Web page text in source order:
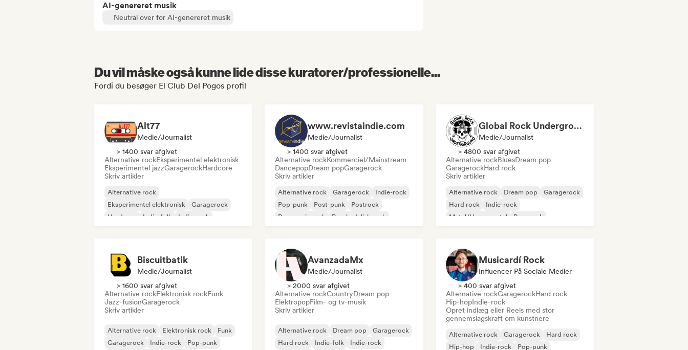
AI-genereret musik
Neutral over for AI-genereret musik
Du vil måske også kunne lide disse kuratorer/professionelle...
Fordi du besøger El Club Del Pogos profil
Alt77
Medie/journalist
> 1400 svar afgivet
Alternative rockEksperimentel elektronisk
Eksperimentel jazzGaragerockHardcore
Skriv artikler
Alternative rock
Eksperimentel elektronisk
Garagerock
Hardcore
Indie-folk
Indie-rock
www.revistaindie.com
Medie/journalist
> 1400 svar afgivet
Alternative rockKommerciel/Mainstream
DancepopDream popGaragerock
Skriv artikler
Alternative rock Garagerock
Indie-rock
Pop-punk
Post-punk
Postrock
Progressiv rock
Psychedelisk rock
Global Rock Underground
Medie/journalist
> 4800 svar afgivet
Alternative rockBluesDream pop
GaragerockHard rock
Skriv artikler
Alternative rock Dream pop
Garagerock
Hard rock
Indie-rock
Metal/Heavy metal
Pop-punk
Biscuitbatik
Medie/journalist
> 1600 svar afgivet
Alternative rockElektronisk rockFunk
Jazz-fusionGaragerock
Skriv artikler
Alternative rock Elektronisk rock
Funk
Garagerock
Indie-rock Pop-punk
AvanzadaMx
Medie/journalist
> 2000 svar afgivet
Alternative rockCountryDream pop
ElektropopFilm- og tv-musik
Skriv artikler
Alternative rock Dream pop
Garagerock
Hard rock
Indie-folk Indie-rock
Musicardí Rock
Influencer På Sociale Medier
> 400 svar afgivet
Alternative rockGaragerockHard rock
Hip-hopIndie-rock
Opret indlæg eller Reels med stor
gennemslagskraft om kunstnere
Alternative rock Garagerock
Hard rock
Hip-hop
Indie-rock Pop-punk